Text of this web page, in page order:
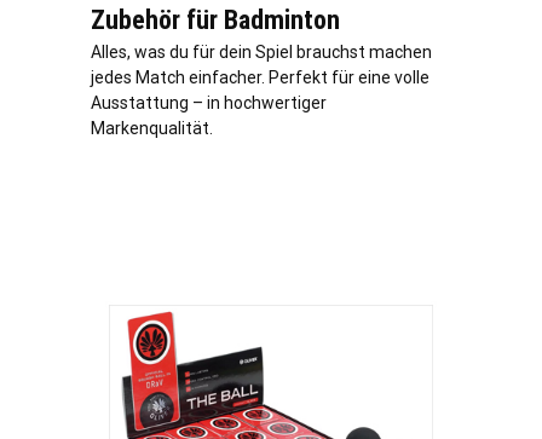
Zubehör für Badminton
Alles, was du für dein Spiel brauchst machen
jedes Match einfacher. Perfekt für eine volle
Ausstattung – in hochwertiger
Markenqualität.